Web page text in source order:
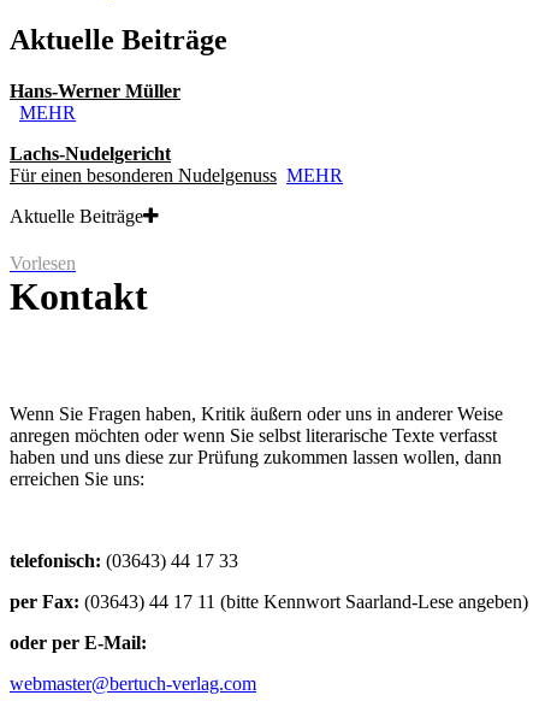
Aktuelle Beiträge
Hans-Werner Müller
MEHR
Lachs-Nudelgericht
Für einen besonderen Nudelgenuss MEHR
Aktuelle Beiträge
Vorlesen
Kontakt
Wenn Sie Fragen haben, Kritik äußern oder uns in anderer Weise
anregen möchten oder wenn Sie selbst literarische Texte verfasst
haben und uns diese zur Prüfung zukommen lassen wollen, dann
erreichen Sie uns:
telefonisch: (03643) 44 17 33
per Fax: (03643) 44 17 11 (bitte Kennwort Saarland-Lese angeben)
oder per E-Mail:
webmaster@bertuch-verlag.com